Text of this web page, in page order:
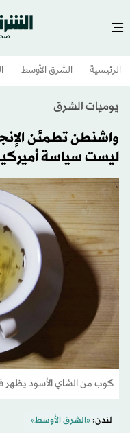
الرئيسية الشرق الأوسط​
يوميات الشرق
واشنطن تطمئن
ليست سياسة
كوب من الشاي الأسود يظهر
لندن:«الشرق الأوسط»